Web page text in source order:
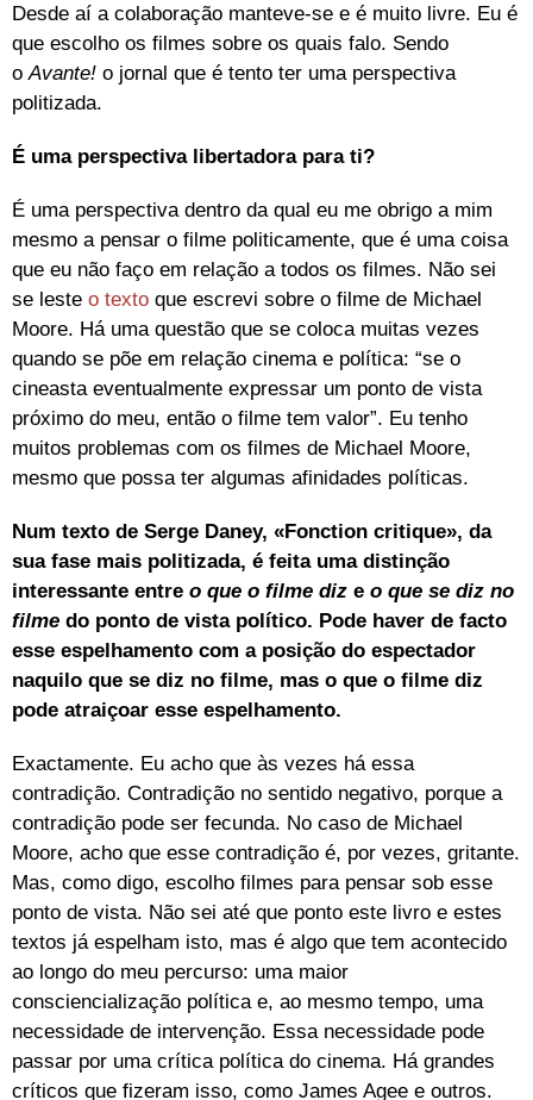
Desde aí a colaboração manteve-se e é muito livre. Eu é
que escolho os filmes sobre os quais falo. Sendo
o Avante! o jornal que é tento ter uma perspectiva
politizada.
É uma perspectiva libertadora para ti?
É uma perspectiva dentro da qual eu me obrigo a mim
mesmo a pensar o filme politicamente, que é uma coisa
que eu não faço em relação a todos os filmes. Não sei
se leste o texto que escrevi sobre o filme de Michael
Moore. Há uma questão que se coloca muitas vezes
quando se põe em relação cinema e política: “se o
cineasta eventualmente expressar um ponto de vista
próximo do meu, então o filme tem valor”. Eu tenho
muitos problemas com os filmes de Michael Moore,
mesmo que possa ter algumas afinidades políticas.
Num texto de Serge Daney, «Fonction critique», da
sua fase mais politizada, é feita uma distinção
interessante entre o que o filme diz e o que se diz no
filme do ponto de vista político. Pode haver de facto
esse espelhamento com a posição do espectador
naquilo que se diz no filme, mas o que o filme diz
pode atraiçoar esse espelhamento.
Exactamente. Eu acho que às vezes há essa
contradição. Contradição no sentido negativo, porque a
contradição pode ser fecunda. No caso de Michael
Moore, acho que esse contradição é, por vezes, gritante.
Mas, como digo, escolho filmes para pensar sob esse
ponto de vista. Não sei até que ponto este livro e estes
textos já espelham isto, mas é algo que tem acontecido
ao longo do meu percurso: uma maior
consciencialização política e, ao mesmo tempo, uma
necessidade de intervenção. Essa necessidade pode
passar por uma crítica política do cinema. Há grandes
críticos que fizeram isso, como James Agee e outros.